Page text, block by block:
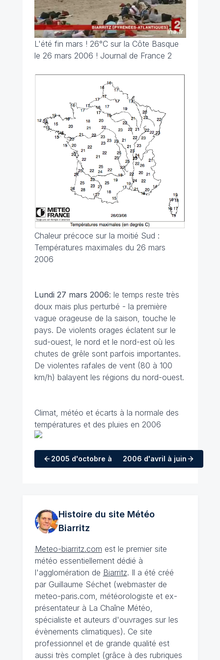
L'été fin mars ! 26°C sur la Côte Basque
le 26 mars 2006 ! Journal de France 2
Chaleur précoce sur la moitié Sud :
Températures maximales du 26 mars
2006
Lundi 27 mars 2006: le temps reste très
doux mais plus perturbé - la première
vague orageuse de la saison, touche le
pays. De violents orages éclatent sur le
sud-ouest, le nord et le nord-est où les
chutes de grêle sont parfois importantes.
De violentes rafales de vent (80 à 100
km/h) balayent les régions du nord-ouest.
Climat, météo et écarts à la normale des
températures et des pluies en 2006
2005 d'octobre à décembre
2006 d'avril à juin
Histoire du site Météo
Biarritz
Meteo-biarritz.com est le premier site
météo essentiellement dédié à
l'agglomération de Biarritz. Il a été créé
par Guillaume Séchet (webmaster de
meteo-paris.com, météorologiste et ex-
présentateur à La Chaîne Météo,
spécialiste et auteurs d'ouvrages sur les
évènements climatiques). Ce site
professionnel et de grande qualité est
aussi très complet (grâce à des rubriques